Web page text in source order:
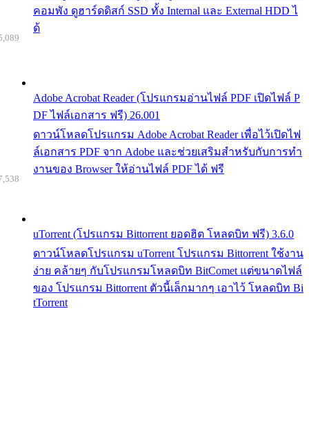
คอมพัง ดูฮาร์ดดิสก์ SSD ทั้ง Internal และ External HDD ไ
ด้
Adobe Acrobat Reader (โปรแกรมอ่านไฟล์ PDF เปิดไฟล์ P
DF ไฟล์เอกสาร ฟรี) 26.001
ดาวน์โหลดโปรแกรม Adobe Acrobat Reader เพื่อไว้เปิดไฟ
ล์เอกสาร PDF จาก Adobe และช่วยเสริมสำหรับกับการทำ
งานของ Browser ให้อ่านไฟล์ PDF ได้ ฟรี
uTorrent (โปรแกรม Bittorrent ยอดฮิต โหลดบิท ฟรี) 3.6.0
ดาวน์โหลดโปรแกรม uTorrent โปรแกรม Bittorrent ใช้งาน
ง่าย คล้ายๆ กับโปรแกรมโหลดบิท BitComet แต่ขนาดไฟล์
ของ โปรแกรม Bittorrent ตัวนี้เล็กมากๆ เอาไว้ โหลดบิท Bi
tTorrent